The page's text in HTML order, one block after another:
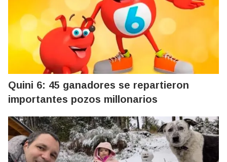
Quini 6: 45 ganadores se repartieron
importantes pozos millonarios